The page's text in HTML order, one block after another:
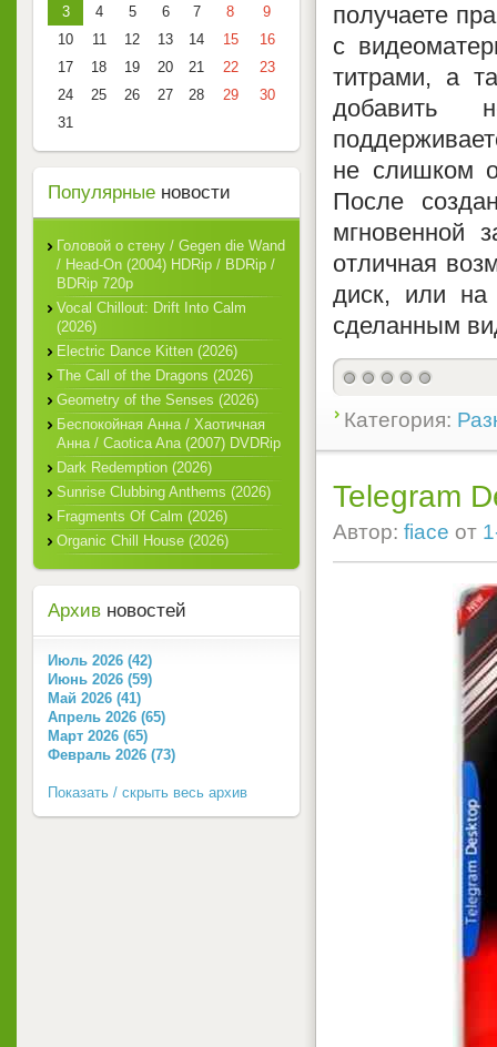
получаете
с
титрами, а
добавить
не слишком
После
мгновенной
отличная
диск, или на
сделанным
Категория:
Telegram
Автор: fiace от
3
4 5 6 7 8
9
10
11 12 13 14 15
16
17
18 19 20 21 22
23
24
25 26 27 28 29
30
31
Популярные новости
Головой о стену / Gegen die Wand
/ Head-On (2004) HDRip / BDRip /
BDRip 720p
Vocal Chillout: Drift Into Calm
(2026)
Electric Dance Kitten (2026)
The Call of the Dragons (2026)
Geometry of the Senses (2026)
Беспокойная Анна / Хаотичная
Анна / Caotica Ana (2007) DVDRip
Dark Redemption (2026)
Sunrise Clubbing Anthems (2026)
Fragments Of Calm (2026)
Organic Chill House (2026)
Архив новостей
Июль 2026 (42)
Июнь 2026 (59)
Май 2026 (41)
Апрель 2026 (65)
Март 2026 (65)
Февраль 2026 (73)
Показать / скрыть весь архив